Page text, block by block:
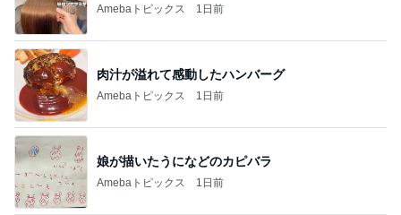
Amebaトピックス 1日前
假屋崎省吾 別荘での手作り昼ご飯
Amebaトピックス 20時間前